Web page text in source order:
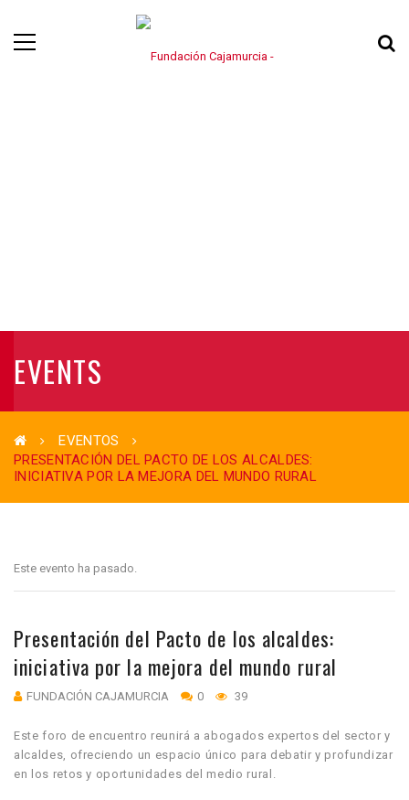
EVENTS
EVENTOS
PRESENTACIÓN DEL PACTO DE LOS ALCALDES:
INICIATIVA POR LA MEJORA DEL MUNDO RURAL
Este evento ha pasado.
Presentación del Pacto de los alcaldes:
iniciativa por la mejora del mundo rural
FUNDACIÓN CAJAMURCIA 0 39
Este foro de encuentro reunirá a abogados expertos del sector y
alcaldes, ofreciendo un espacio único para debatir y profundizar
en los retos y oportunidades del medio rural.